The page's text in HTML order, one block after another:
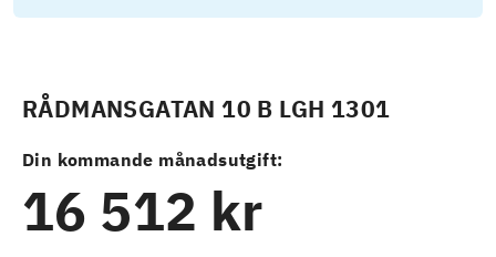
RÅDMANSGATAN 10 B LGH 1301
Din kommande månadsutgift:
16 512 kr